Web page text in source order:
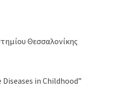
Θεσσαλονίκης
in Childhood”